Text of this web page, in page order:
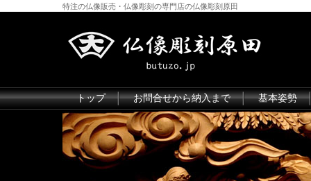
特注の仏像販売・仏像彫刻の専門店の仏像彫刻原田
トップ お問合せから納入まで 基本姿勢